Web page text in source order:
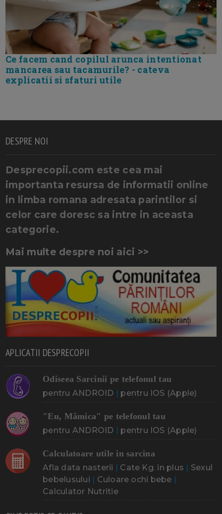
Ce facem cand copilul arunca intentionat
mancarea sau tacamurile? - cateva
explicatii si sfaturi utile
DESPRE NOI
Desprecopii.com este cea mai
importanta resursa de informatii online
in limba romana adresata parintilor si
celor care doresc sa intre in aceasta
categorie.
Mai multe despre noi aici >>
APLICATII DESPRECOPII
Odiseea Sarcinii pe telefonul tau
pentru ANDROID | pentru IOS (Apple)
"Eu, Mămica" pe telefonul tau
pentru ANDROID | pentru IOS (Apple)
Calculatoare utile in sarcina
Afla data nasterii | Cate Kg. in plus | Sexul
bebelusului | Culoare ochi bebe |
Calculator Nutritie